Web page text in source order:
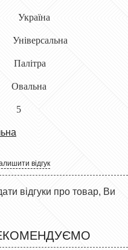
5
відгук
відгуки про товар, Ви